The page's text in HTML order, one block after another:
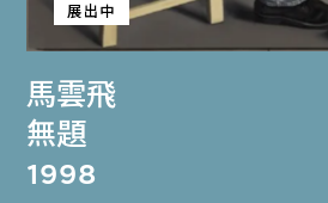
馬雲飛
展出中
無題
1998